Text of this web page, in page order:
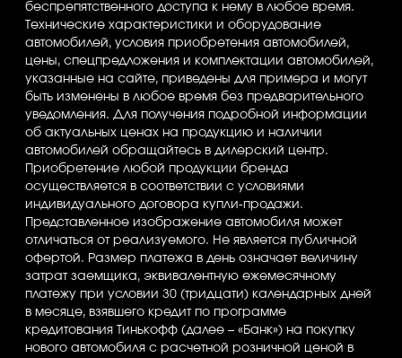
беспрепятственного доступа к нему в любое время.
Технические характеристики и оборудование
автомобилей, условия приобретения автомобилей,
цены, спецпредложения и комплектации автомобилей,
указанные на сайте, приведены для примера и могут
быть изменены в любое время без предварительного
уведомления. Для получения подробной информации
об актуальных ценах на продукцию и наличии
автомобилей обращайтесь в дилерский центр.
Приобретение любой продукции бренда
осуществляется в соответствии с условиями
индивидуального договора купли-продажи.
Представленное изображение автомобиля может
отличаться от реализуемого. Не является публичной
офертой. Размер платежа в день означает величину
затрат заемщика, эквивалентную ежемесячному
платежу при условии 30 (тридцати) календарных дней
в месяце, взявшего кредит по программе
кредитования Тинькофф (далее – «Банк») на покупку
нового автомобиля с расчетной розничной ценой в